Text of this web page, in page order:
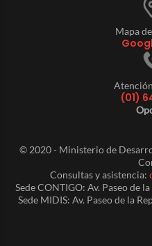
Mapa
(01)
© 2020 - Ministerio de
Consultas y asistencia:
Sede CONTIGO: Av. Paseo de
Sede MIDIS: Av. Paseo de la